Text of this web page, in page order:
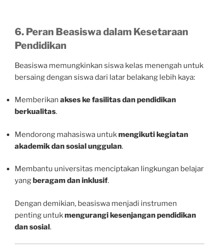
6. Peran Beasiswa dalam Kesetaraan
Pendidikan
Beasiswa memungkinkan siswa kelas menengah untuk
bersaing dengan siswa dari latar belakang lebih kaya:
Memberikan akses ke fasilitas dan pendidikan
berkualitas.
Mendorong mahasiswa untukmengikuti kegiatan
akademik dan sosial unggulan.
Membantu universitas menciptakan lingkungan belajar
yangberagam dan inklusif.
Dengan demikian, beasiswa menjadi instrumen
penting untukmengurangi kesenjangan pendidikan
dan sosial.